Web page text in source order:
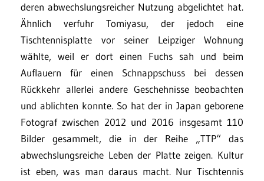
deren abwechslungsreicher Nutzung abgelichtet hat.
Ähnlich verfuhr Tomiyasu, der jedoch eine
Tischtennisplatte vor seiner Leipziger Wohnung
wählte, weil er dort einen Fuchs sah und beim
Auflauern für einen Schnappschuss bei dessen
Rückkehr allerlei andere Geschehnisse beobachten
und ablichten konnte. So hat der in Japan geborene
Fotograf zwischen 2012 und 2016 insgesamt 110
Bilder gesammelt, die in der Reihe „TTP“ das
abwechslungsreiche Leben der Platte zeigen. Kultur
ist eben, was man daraus macht. Nur Tischtennis